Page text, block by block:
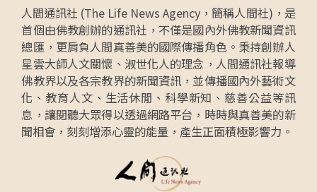
人間通訊社 (The Life News Agency，簡稱人間社)，是
首個由佛教創辦的通訊社，不僅是國內外佛教新聞資訊
總匯，更肩負人間真善美的國際傳播角色。秉持創辦人
星雲大師人文關懷、淑世化人的理念，人間通訊社報導
佛教界以及各宗教界的新聞資訊，並傳播國內外藝術文
化、教育人文、生活休閒、科學新知、慈善公益等訊
息，讓閱聽大眾得以透過網路平台，時時與真善美的新
聞相會，刻刻增添心靈的能量，產生正面積極影響力。